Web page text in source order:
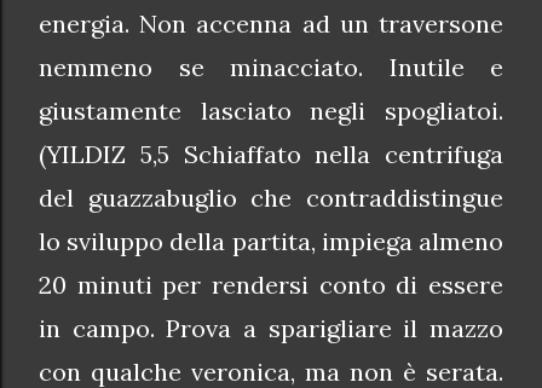
energia. Non accenna ad un traversone
nemmeno se minacciato. Inutile e
giustamente lasciato negli spogliatoi.
(YILDIZ 5,5 Schiaffato nella centrifuga
del guazzabuglio che contraddistingue
lo sviluppo della partita, impiega almeno
20 minuti per rendersi conto di essere
in campo. Prova a sparigliare il mazzo
con qualche veronica, ma non è serata.